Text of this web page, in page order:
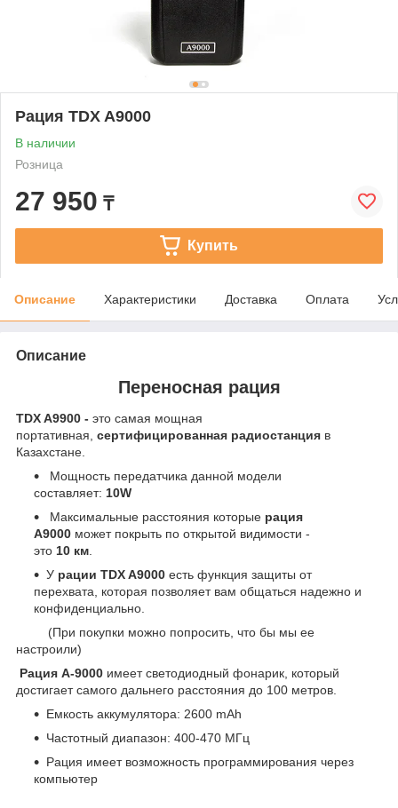
Рация TDX A9000
В наличии
Розница
27 950 ₸
Купить
Описание Характеристики Доставка Оплата
Описание
Переносная рация
TDX A9900 - это самая мощная
портативная, сертифицированная радиостанция в
Казахстане.
Мощность передатчика данной модели
составляет: 10W
Максимальные расстояния которые рация
A9000 может покрыть по открытой видимости -
это 10 км.
У рации TDX A9000 есть функция защиты от
перехвата, которая позволяет вам общаться надежно и
конфиденциально.
(При покупки можно попросить, что бы мы ее
настроили)
Рация A-9000 имеет светодиодный фонарик, который
достигает самого дальнего расстояния до 100 метров.
Емкость аккумулятора: 2600 mAh
Частотный диапазон: 400-470 МГц
Рация имеет возможность программирования через
компьютер